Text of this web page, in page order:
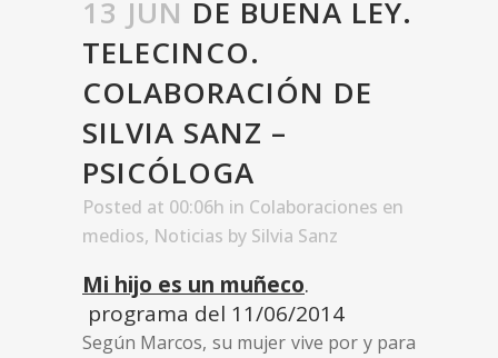
13 JUN DE BUENA LEY.
TELECINCO.
COLABORACIÓN DE
SILVIA SANZ –
PSICÓLOGA
Posted at 00:06h in Colaboraciones en
medios, Noticias by Silvia Sanz
Mi hijo es un muñeco.
programa del 11/06/2014
Según Marcos, su mujer vive por y para